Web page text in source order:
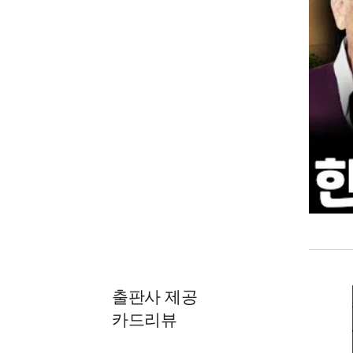
출판사 제공
카드리뷰